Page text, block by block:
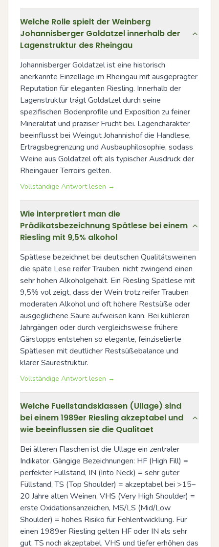
Welche Rolle spielt der Weinberg
Johannisberger Goldatzel innerhalb der
Lagenstruktur des Rheingau
Johannisberger Goldatzel ist eine historisch
anerkannte Einzellage im Rheingau mit ausgeprägter
Reputation für eleganten Riesling. Innerhalb der
Lagenstruktur trägt Goldatzel durch seine
spezifischen Bodenprofile und Exposition zu feiner
Mineralität und präziser Frucht bei. Lagencharakter
beeinflusst bei Weingut Johannishof die Handlese,
Ertragsbegrenzung und Ausbauphilosophie, sodass
Weine aus Goldatzel oft als typischer Ausdruck der
Rheingauer Terroirs gelten.
Vollständige Antwort lesen →
Wie interpretiert man die
Prädikatsbezeichnung Spätlese bei einem
Riesling mit 9,5% alkohol
Spätlese bezeichnet bei deutschen Qualitätsweinen
die späte Lese reifer Trauben, nicht zwingend einen
sehr hohen Alkoholgehalt. Ein Riesling Spätlese mit
9,5% vol zeigt, dass der Wein trotz reifer Trauben
moderaten Alkohol und oft höhere Restsüße oder
ausgeglichene Säure aufweisen kann. Bei kühleren
Jahrgängen oder durch vergleichsweise frühere
Gärstopps entstehen so elegante, feinziselierte
Spätlesen mit deutlicher Restsüßebalance und
klarer Säurestruktur.
Vollständige Antwort lesen →
Welche Fuellstandsklassen (Ullage) sind
bei einem 1989er Riesling akzeptabel und
wie beeinflussen sie die Qualitaet
Bei älteren Flaschen ist die Ullage ein zentraler
Indikator. Gängige Bezeichnungen: HF (High Fill) =
perfekter Füllstand, IN (Into Neck) = sehr guter
Füllstand, TS (Top Shoulder) = akzeptabel bei >15–
20 Jahre alten Weinen, VHS (Very High Shoulder) =
erste Oxidationsanzeichen, MS/LS (Mid/Low
Shoulder) = hohes Risiko für Fehlentwicklung. Für
einen 1989er Riesling gelten HF oder IN als sehr
gut, TS noch akzeptabel, VHS und tiefer erhöhen das